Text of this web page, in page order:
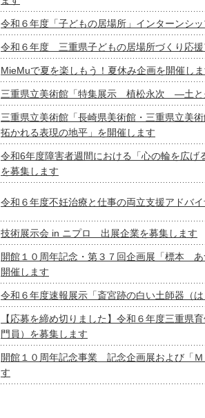
令和６年度「子どもの居場所」インターンシ
令和６年度 三重県子どもの居場所づくり応
MieMuで夏を楽しもう！夏休み企画を開催し
三重県立美術館「特集展示 植松永次 ―土と
三重県立美術館「長崎県美術館・三重県立
拓かれる表現の地平」を開催します
令和6年度障害者週間における「心の輪を広げ
を募集します
令和６年度不妊治療と仕事の両立支援アドバ
技術展示会 in ニプロ 出展企業を募集します
開館１０周年記念・第３７回企画展「標本
開催します
令和６年度速報展示「斎宮跡の白い土師器（
【応募を締め切りました】令和６年度三重県
門員）を募集します
開館１０周年記念事業 記念企画展および「
す